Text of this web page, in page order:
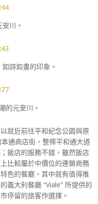
川。
詩如畫的印象。
的元安川。
就近前往平和紀念公園與原
通商店街，整條平和通大道
飯店的服務不錯，雖然飯店
比較屬於中價位的連鎖商務
色的餐廳，其中就有值得推
義大利餐廳 “Viale” 所提供的
停留的旅客作選擇。